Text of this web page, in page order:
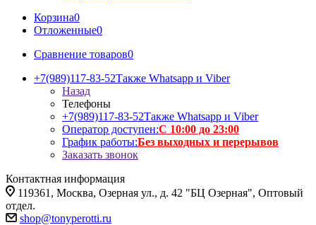
Корзина0
Отложенные0
Сравнение товаров0
+7(989)117-83-52Также Whatsapp и Viber
Назад
Телефоны
+7(989)117-83-52Также Whatsapp и Viber
Оператор доступен:С 10:00 до 23:00
График работы:Без выходных и перерывов
Заказать звонок
Контактная информация
119361, Москва, Озерная ул., д. 42 "БЦ Озерная", Оптовый
отдел.
shop@tonyperotti.ru